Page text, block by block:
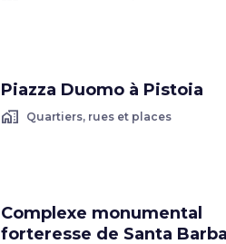
Piazza Duomo à Pistoia
home_work Quartiers, rues et places
Complexe monumental
forteresse de Santa